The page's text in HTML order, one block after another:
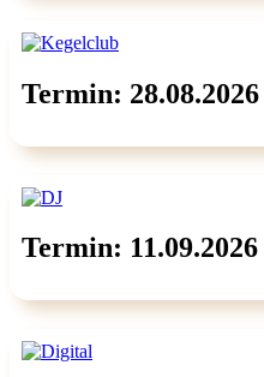
Termin: 28.08.2026
Termin: 11.09.2026